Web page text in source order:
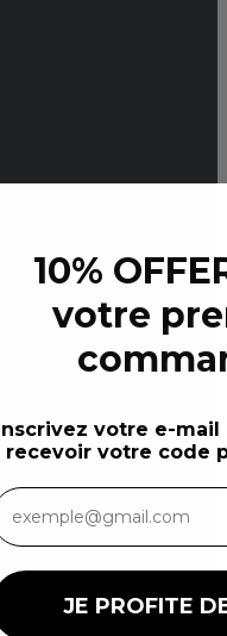
10%
votre
votre e-
recevoir votre code
JE PROFITE